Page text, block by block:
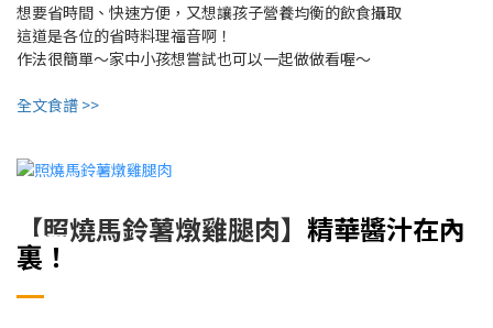
想要省時間、快速方便，又想讓孩子營養均衡的飲食攝取
這道是各位的省時料理福音啊！
作法很簡單～家中小孩想嘗試也可以一起做做看喔～
全文食譜 >>
【照燒馬鈴薯燉雞腿肉】 精華醬汁在內
裏！